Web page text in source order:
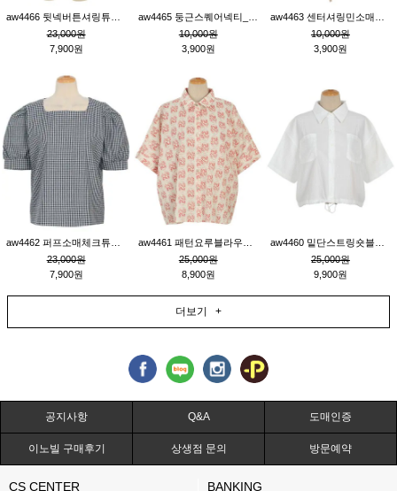
23,000원
7,900원
10,000원
3,900원
10,000원
3,900원
23,000원
7,900원
25,000원
8,900원
25,000원
9,900원
더보기 +
공지사항 Q&A 도매인증
이노빌 구매후기 상생점 문의 방문예약
CS CENTER BANKING